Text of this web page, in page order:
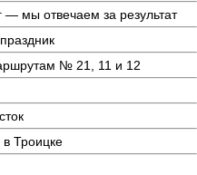
мы отвечаем за результат
№ 21, 11 и 12
в Троицке